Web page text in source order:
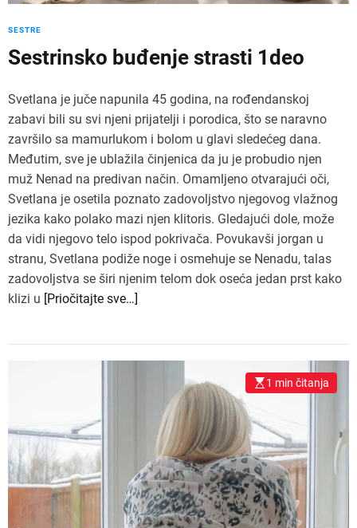
SESTRE
Sestrinsko buđenje strasti 1deo
Svetlana je juče napunila 45 godina, na rođendanskoj
zabavi bili su svi njeni prijatelji i porodica, što se naravno
završilo sa mamurlukom i bolom u glavi sledećeg dana.
Međutim, sve je ublažila činjenica da ju je probudio njen
muž Nenad na predivan način. Omamljeno otvarajući oči,
Svetlana je osetila poznato zadovoljstvo njegovog vlažnog
jezika kako polako mazi njen klitoris. Gledajući dole, može
da vidi njegovo telo ispod pokrivača. Povukavši jorgan u
stranu, Svetlana podiže noge i osmehuje se Nenadu, talas
zadovoljstva se širi njenim telom dok oseća jedan prst kako
klizi u [Priočitajte sve…]
1 min čitanja